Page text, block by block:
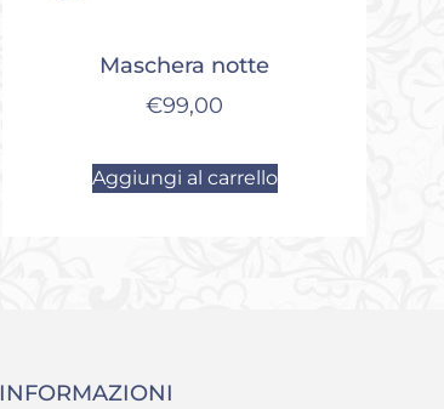
Maschera notte
€99,00
Aggiungi al carrello
INFORMAZIONI